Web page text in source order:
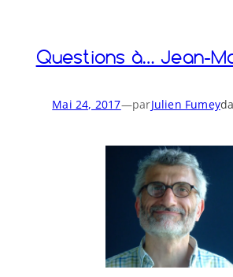
Questions à… Jean-​
Mai 24, 2017—parJulien Fumey